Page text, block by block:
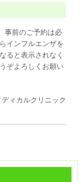
事前のご予約は必
インフルエンザを
ると表示されなく
ぞよろしくお願い
ィカルクリニック